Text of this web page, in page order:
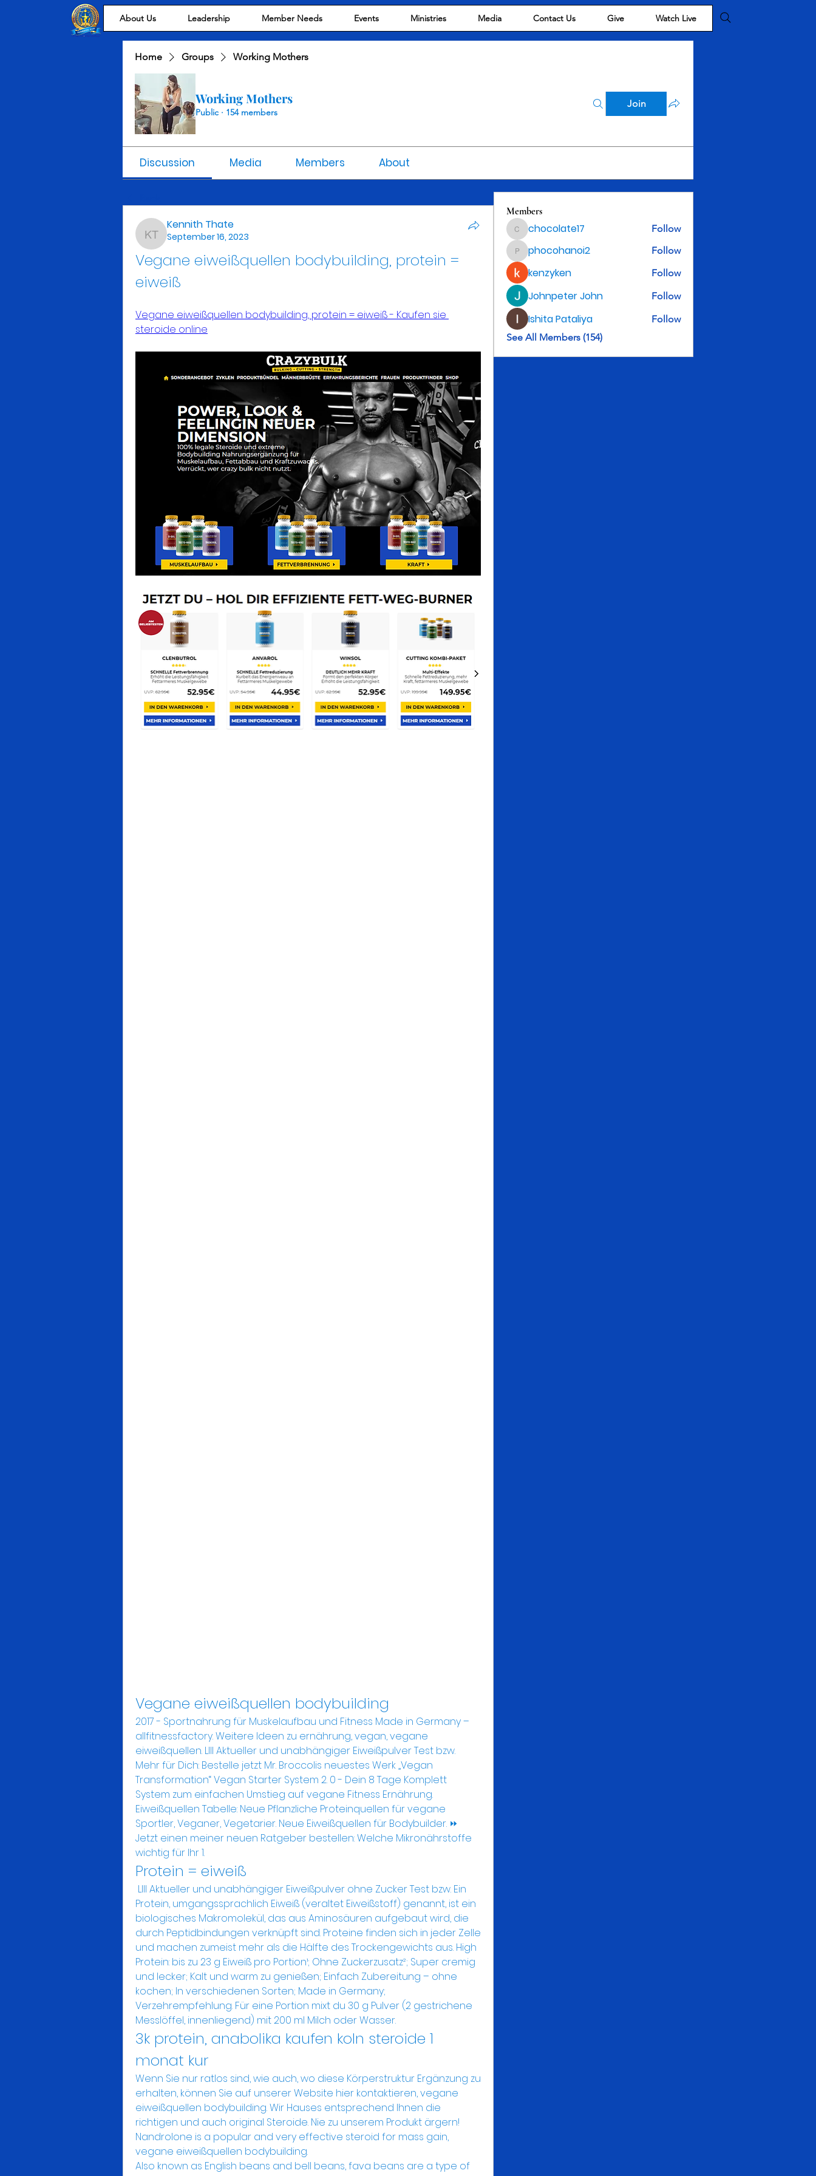
About Us Leadership Member Needs Events Ministries Media Contact Us Give Watch Live
Home Groups Working Mothers
Working Mothers
Public · 154 members
Join
Discussion Media Members About
Kennith Thate
Kennith Thate
September 16, 2023
Vegane eiweißquellen bodybuilding, protein =
eiweiß
Vegane eiweißquellen bodybuilding, protein = eiweiß - Kaufen sie
steroide online
Vegane eiweißquellen bodybuilding
2017 - Sportnahrung für Muskelaufbau und Fitness Made in Germany –
allfitnessfactory. Weitere Ideen zu ernährung, vegan, vegane
eiweißquellen. Llll Aktueller und unabhängiger Eiweißpulver Test bzw.
Mehr für Dich: Bestelle jetzt Mr. Broccolis neuestes Werk „Vegan
Transformation“ Vegan Starter System 2. 0 - Dein 8 Tage Komplett
System zum einfachen Umstieg auf vegane Fitness Ernährung.
Eiweißquellen Tabelle: Neue Pflanzliche Proteinquellen für vegane
Sportler, Veganer, Vegetarier. Neue Eiweißquellen für Bodybuilder. ⏩
Jetzt einen meiner neuen Ratgeber bestellen: Welche Mikronährstoffe
wichtig für Ihr 1.
Protein = eiweiß
Protein, umgangssprachlich Eiweiß (veraltet Eiweißstoff) genannt, ist ein
biologisches Makromolekül, das aus Aminosäuren aufgebaut wird, die
durch Peptidbindungen verknüpft sind. Proteine finden sich in jeder Zelle
und machen zumeist mehr als die Hälfte des Trockengewichts aus. High
Protein: bis zu 23 g Eiweiß pro Portion¹; Ohne Zuckerzusatz²; Super cremig
und lecker; Kalt und warm zu genießen; Einfach Zubereitung – ohne
kochen; In verschiedenen Sorten; Made in Germany;
Verzehrempfehlung. Für eine Portion mixt du 30 g Pulver (2 gestrichene
Messlöffel, innenliegend) mit 200 ml Milch oder Wasser.
3k protein, anabolika kaufen koln steroide 1
monat kur
Wenn Sie nur ratlos sind, wie auch, wo diese Körperstruktur Ergänzung zu
erhalten, können Sie auf unserer Website hier kontaktieren, vegane
eiweißquellen bodybuilding. Wir Hauses entsprechend Ihnen die
richtigen und auch original Steroide. Nie zu unserem Produkt ärgern!
Nandrolone is a popular and very effective steroid for mass gain,
vegane eiweißquellen bodybuilding.
Also known as English beans and bell beans, fava beans are a type of
Members
chocolate17
chocolate17 Follow
phocohanoi2
phocohanoi2 Follow
kenzyken Follow
Johnpeter John Follow
Ishita Pataliya
Follow
See All Members (154)